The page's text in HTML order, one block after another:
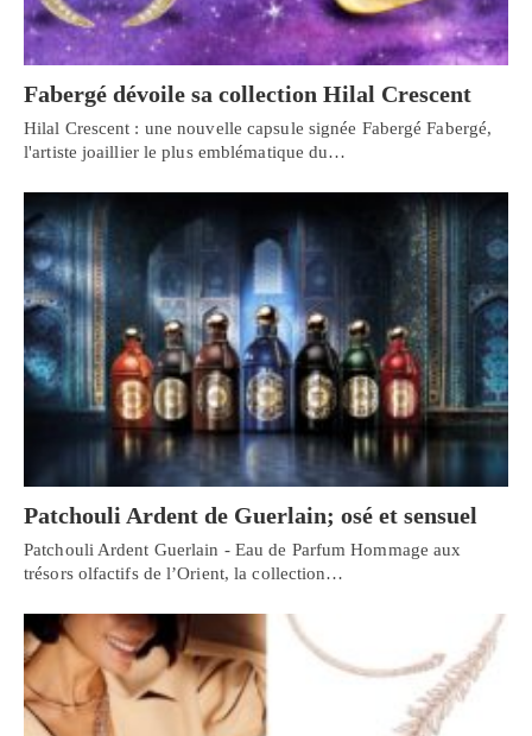
Fabergé dévoile sa collection Hilal Crescent
Hilal Crescent : une nouvelle capsule signée Fabergé Fabergé,
l'artiste joaillier le plus emblématique du…
Patchouli Ardent de Guerlain; osé et sensuel
Patchouli Ardent Guerlain - Eau de Parfum Hommage aux
trésors olfactifs de l’Orient, la collection…